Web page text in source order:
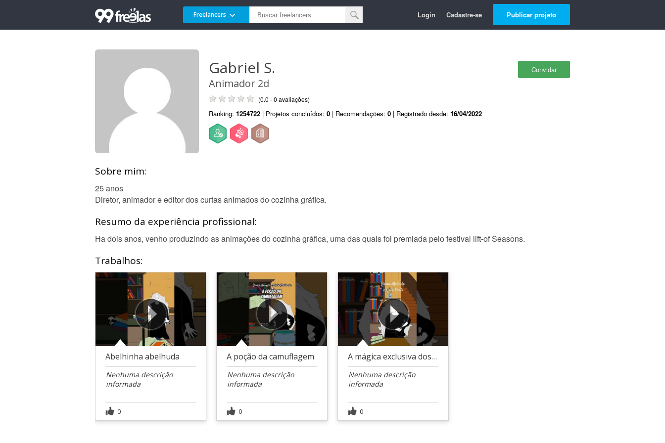
Freelancers Login Cadastre-se Publicar projeto
Convidar
Gabriel S.
Animador 2d
(0.0 - 0 avaliações)
Ranking: 1254722 | Projetos concluídos: 0 | Recomendações: 0 | Registrado desde: 16/04/2022
Sobre mim:
25 anos
Diretor, animador e editor dos curtas animados do cozinha gráfica.
Resumo da experiência profissional:
Ha dois anos, venho produzindo as animações do cozinha gráfica, uma das quais foi premiada pelo festival lift-of Seasons.
Trabalhos:
Abelhinha abelhuda
Nenhuma descrição
informada
0
A poção da camuflagem
Nenhuma descrição
informada
0
A mágica exclusiva dos felinos
Nenhuma descrição
informada
0